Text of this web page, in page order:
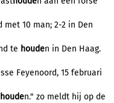
10 man; 2-2 in Den
te houden in Den Haag.
Feyenoord, 15 februari
houden." zo meldt hij op de